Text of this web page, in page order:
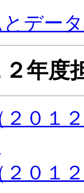
デー
２年度
０１
０１